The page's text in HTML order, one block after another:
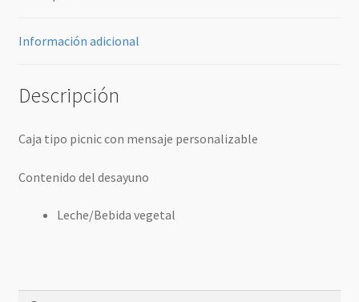
Información adicional
Descripción
Caja tipo picnic con mensaje personalizable
Contenido del desayuno
Leche/Bebida vegetal
Buscar: